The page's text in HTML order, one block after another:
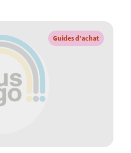
Guides d'achat